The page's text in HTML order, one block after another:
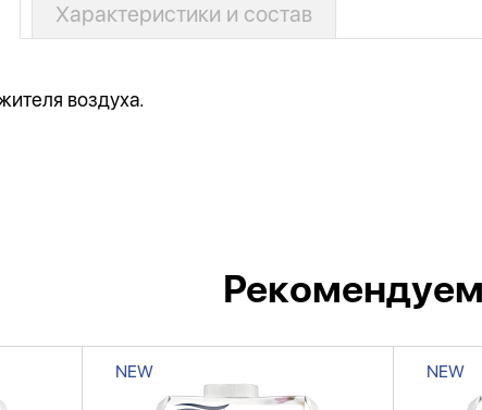
Характеристики и состав
воздуха.
NEW NEW